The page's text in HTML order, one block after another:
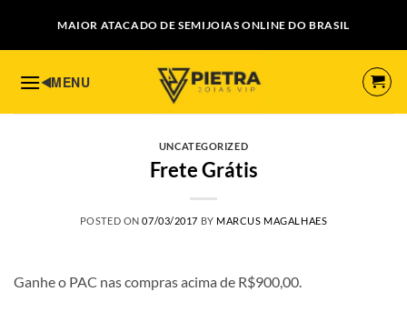
content
MAIOR ATACADO DE SEMIJOIAS ONLINE DO BRASIL
UNCATEGORIZED
Frete Grátis
POSTED ON07/03/2017 BY MARCUS MAGALHAES
Ganhe o PAC nas compras acima de R$900,00.